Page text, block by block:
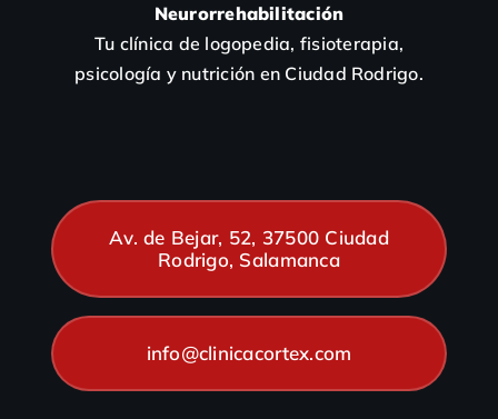
Neurorrehabilitación
Tu clínica de logopedia, fisioterapia,
psicología y nutrición en Ciudad Rodrigo.
Av. de Bejar, 52, 37500 Ciudad
Rodrigo, Salamanca
info@clinicacortex.com